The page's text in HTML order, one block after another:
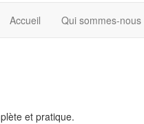
Accueil Qui sommes-nous
et pratique.